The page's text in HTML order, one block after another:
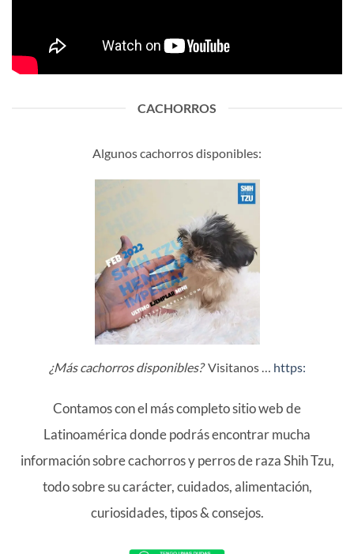
CACHORROS
Algunos cachorros disponibles:
¿Más cachorros disponibles?Visitanos … https:
Contamos con el más completo sitio web de
Latinoamérica donde podrás encontrar mucha
información sobre cachorros y perros de raza Shih Tzu,
todo sobre su carácter, cuidados, alimentación,
curiosidades, tipos & consejos.